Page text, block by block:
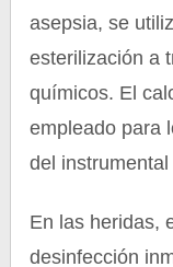
asepsia, se
esterilización a
químicos. El
empleado para
del
En las heridas,
desinfección